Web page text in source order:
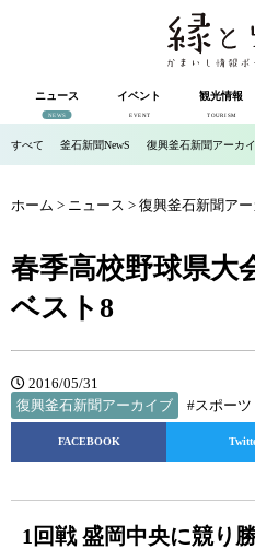
ニュース
NEWS
イベント
EVENT
観光情報
TOURISM
すべて 釜石新聞NewS 復興釜石新聞アーカ
ホーム > ニュース > 復興釜石新聞ア
春季高校野球県大
ベスト8
2016/05/31
復興釜石新聞アーカイブ
#スポーツ
FACEBOOK
1回戦 盛岡中央に競り